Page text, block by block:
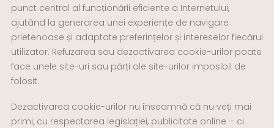
punct central al funcționării eficiente a Internetului,
ajutând la generarea unei experiențe de navigare
prietenoase și adaptate preferințelor și intereselor fiecărui
utilizator. Refuzarea sau dezactivarea cookie-urilor poate
face unele site-uri sau părți ale site-urilor imposibil de
folosit.
Dezactivarea cookie-urilor nu înseamnă că nu veți mai
primi, cu respectarea legislației, publicitate online – ci